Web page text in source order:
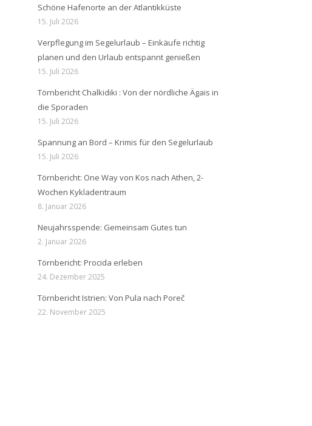
Schöne Hafenorte an der Atlantikküste
15. Juli 2026
Verpflegung im Segelurlaub – Einkäufe richtig
planen und den Urlaub entspannt genießen
15. Juli 2026
Törnbericht Chalkidiki : Von der nördliche Ägais in
die Sporaden
15. Juli 2026
Spannung an Bord – Krimis für den Segelurlaub
15. Juli 2026
Törnbericht: One Way von Kos nach Athen, 2-
Wochen Kykladentraum
8. Januar 2026
Neujahrsspende: Gemeinsam Gutes tun
2. Januar 2026
Törnbericht: Procida erleben
24. Dezember 2025
Törnbericht Istrien: Von Pula nach Poreč
22. November 2025